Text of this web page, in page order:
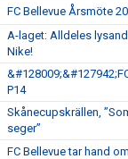
FC Bellevue Årsmöte
A-laget: Alldeles
Nike!
P14
Skånecupskrällen,
seger”
FC Bellevue tar hand